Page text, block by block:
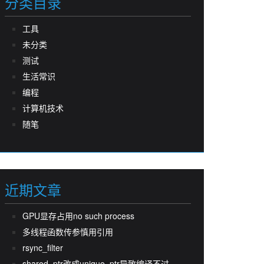
工具
未分类
测试
生活常识
编程
计算机技术
随笔
近期文章
GPU显存占用no such process
多线程函数传参慎用引用
rsync_filter